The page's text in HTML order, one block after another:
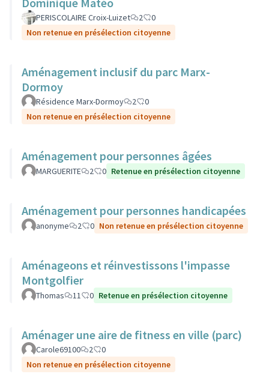
PERISCOLAIRE Croix-Luizet 2
0
Non retenue en présélection citoyenne
Aménagement inclusif du parc Marx-
Dormoy
Résidence Marx-Dormoy 2
0
Non retenue en présélection citoyenne
Aménagement pour personnes âgées
MARGUERITE 2 0 Retenue en présélection citoyenne
Aménagement pour personnes handicapées
anonyme 2 0 Non retenue en présélection citoyenne
Aménageons et réinvestissons l'impasse
Montgolfier
Thomas 11 0 Retenue en présélection citoyenne
Aménager une aire de fitness en ville (parc)
Carole69100 2
0
Non retenue en présélection citoyenne